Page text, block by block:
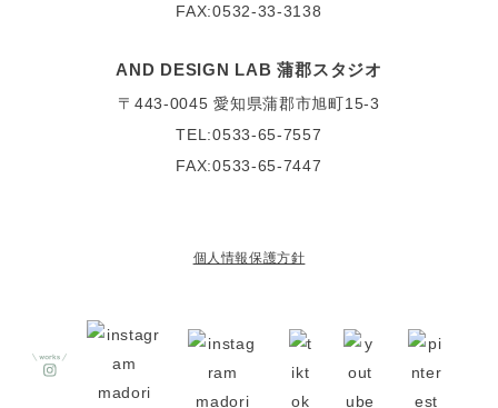
FAX:0532-33-3138
AND DESIGN LAB 蒲郡スタジオ
〒443-0045 愛知県蒲郡市旭町15-3
TEL:0533-65-7557
FAX:0533-65-7447
個人情報保護方針